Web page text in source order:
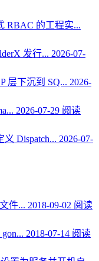
RBAC 的工程实...
发行... 2026-07-
层下沉到 SQ... 2026-
2026-07-29 阅读
Dispatch... 2026-07-
件... 2018-09-02 阅读
2018-07-14 阅读